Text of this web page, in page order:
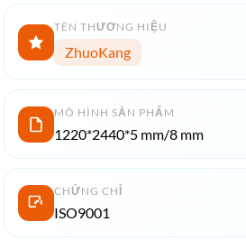
TÊN THƯƠNG HIỆU
ZhuoKang
MÔ HÌNH SẢN PHẨM
1220*2440*5 mm/8 mm
CHỨNG CHỈ
ISO9001